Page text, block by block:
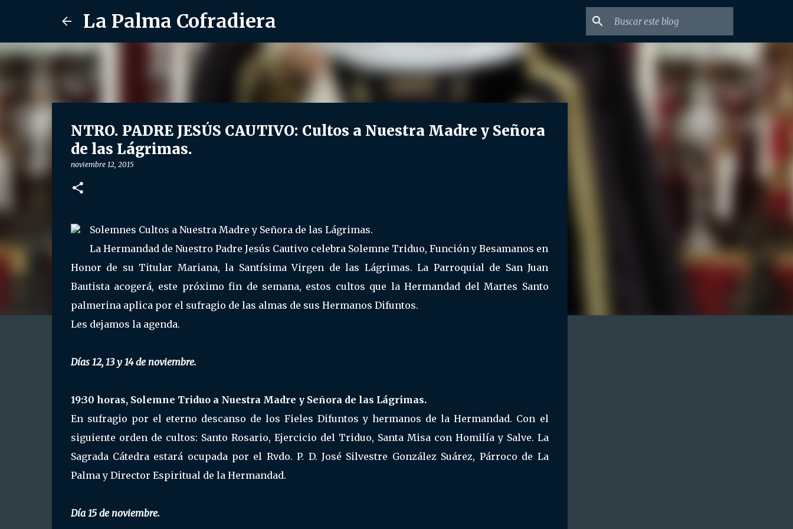
La Palma Cofradiera
NTRO. PADRE JESÚS CAUTIVO: Cultos a Nuestra Madre y Señora
de las Lágrimas.
noviembre 12, 2015
Solemnes Cultos a Nuestra Madre y Señora de las Lágrimas.
La Hermandad de Nuestro Padre Jesús Cautivo celebra Solemne Triduo, Función y Besamanos en
Honor de su Titular Mariana, la Santísima Virgen de las Lágrimas. La Parroquial de San Juan
Bautista acogerá, este próximo fin de semana, estos cultos que la Hermandad del Martes Santo
palmerina aplica por el sufragio de las almas de sus Hermanos Difuntos.
Les dejamos la agenda.
Días 12, 13 y 14 de noviembre.
19:30 horas, Solemne Triduo a Nuestra Madre y Señora de las Lágrimas.
En sufragio por el eterno descanso de los Fieles Difuntos y hermanos de la Hermandad. Con el
siguiente orden de cultos: Santo Rosario, Ejercicio del Triduo, Santa Misa con Homilía y Salve. La
Sagrada Cátedra estará ocupada por el Rvdo. P. D. José Silvestre González Suárez, Párroco de La
Palma y Director Espiritual de la Hermandad.
Día 15 de noviembre.